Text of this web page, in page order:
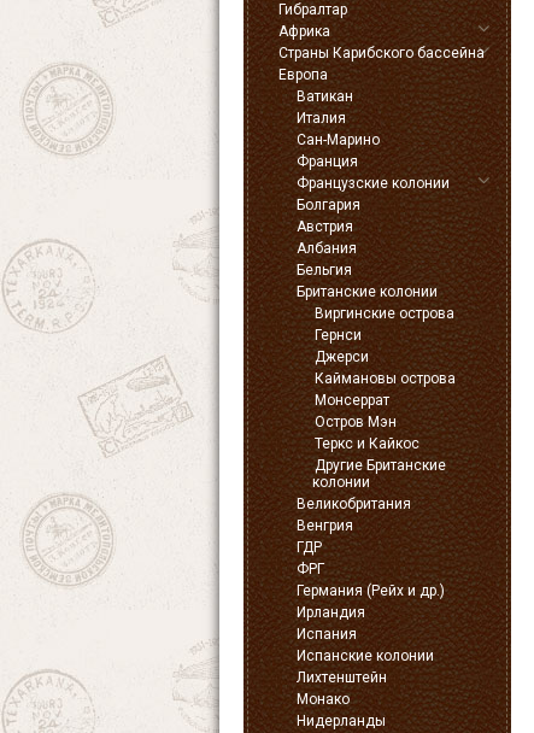
Гибралтар
Африка
Страны Карибского бассейна
Европа
Ватикан
Италия
Сан-Марино
Франция
Французские колонии
Болгария
Австрия
Албания
Бельгия
Британские колонии
Виргинские острова
Гернси
Джерси
Каймановы острова
Монсеррат
Остров Мэн
Теркс и Кайкос
Другие Британские
колонии
Великобритания
Венгрия
ГДР
ФРГ
Германия (Рейх и др.)
Ирландия
Испания
Испанские колонии
Лихтенштейн
Монако
Нидерланды